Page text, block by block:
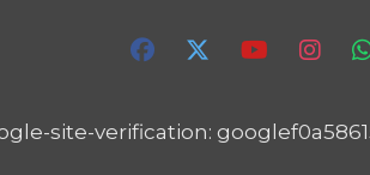
site-verification: